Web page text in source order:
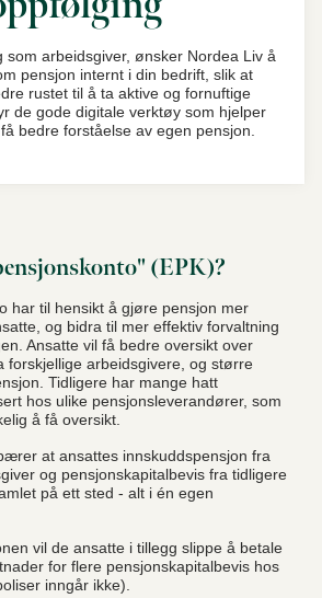
som arbeidsgiver, ønsker Nordea Liv å
pensjon internt i din bedrift, slik at
rustet til å ta aktive og fornuftige
de gode digitale verktøy som hjelper
bedre forståelse av egen pensjon.
(EPK)?
har til hensikt å gjøre pensjon mer
og bidra til mer effektiv forvaltning
Ansatte vil få bedre oversikt over
forskjellige arbeidsgivere, og større
Tidligere har mange hatt
hos ulike pensjonsleverandører, som
å få oversikt.
at ansattes innskuddspensjon fra
og pensjonskapitalbevis fra tidligere
på ett sted - alt i én egen
vil de ansatte i tillegg slippe å betale
for flere pensjonskapitalbevis hos
inngår ikke).